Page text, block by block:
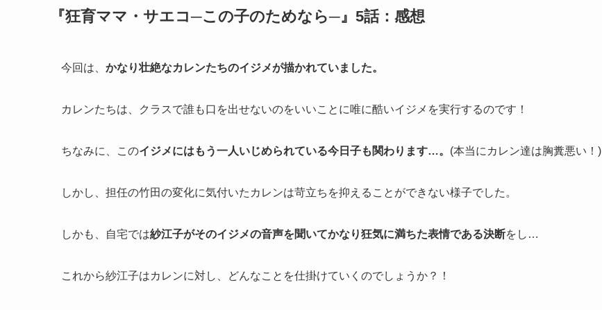
『狂育ママ・サエコ─この子のためなら─』5話：感想
今回は、 かなり壮絶なカレンたちのイジメが描かれていました。
カレンたちは、クラスで誰も口を出せないのをいいことに唯に酷いイジメを実行するのです！
ちなみに、このイジメにはもう一人いじめられている今日子も関わります…。 (本当にカレン達は胸糞悪い！)
しかし、担任の竹田の変化に気付いたカレンは苛立ちを抑えることができない様子でした。
しかも、自宅では紗江子がそのイジメの音声を聞いてかなり狂気に満ちた表情である決断をし…
これから紗江子はカレンに対し、どんなことを仕掛けていくのでしょうか？！